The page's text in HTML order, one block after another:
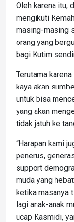
Oleh karena itu,
mengikuti
masing-masing
orang yang
bagi Kutim
Terutama
kaya akan
untuk bisa
yang akan
tidak jatuh ke
“Harapan kami
penerus,
support
muda yang
ketika masanya
lagi anak-anak
ucap Kasmidi,